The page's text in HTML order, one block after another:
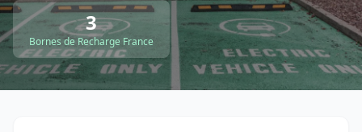
3
Bornes de Recharge France